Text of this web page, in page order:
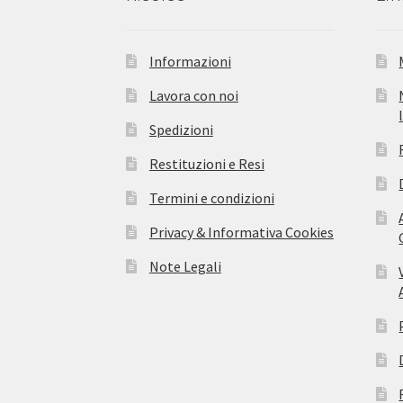
Informazioni
Lavora con noi
Spedizioni
Restituzioni e Resi
Termini e condizioni
Privacy & Informativa Cookies
Note Legali